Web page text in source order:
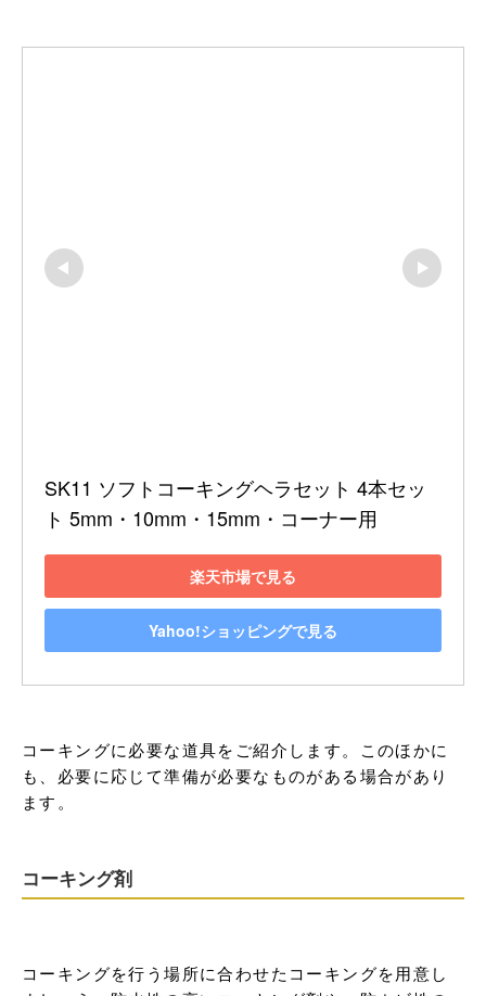
SK11 ソフトコーキングヘラセット 4本セッ
ト 5mm・10mm・15mm・コーナー用
楽天市場で見る
Yahoo!ショッピングで見る
コーキングに必要な道具をご紹介します。このほかに
も、必要に応じて準備が必要なものがある場合があり
ます。
コーキング剤
コーキングを行う場所に合わせたコーキングを用意し